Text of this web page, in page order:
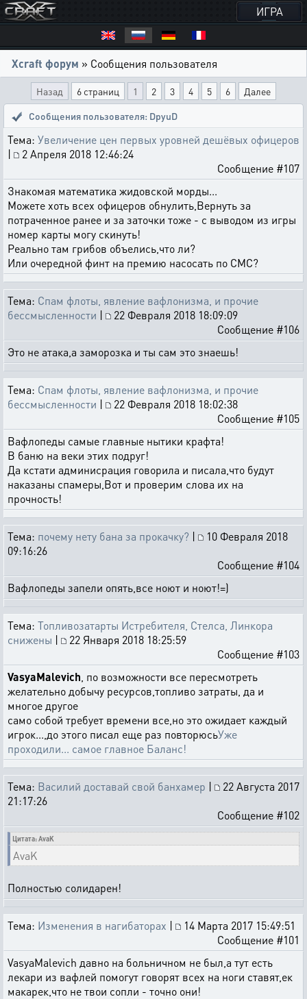
ИГРА
Xcraft форум » Сообщения пользователя
Назад 6 страниц 1 2 3 4 5 6
Далее
Сообщения пользователя: DpyuD
Тема: Увеличение цен первых уровней дешёвых офицеров
|
2 Апреля 2018 12:46:24
Сообщение #107
Знакомая математика жидовской морды...
Можете хоть всех офицеров обнулить,Вернуть за
потраченное ранее и за заточки тоже - с выводом из игры
номер карты могу скинуть!
Реально там грибов объелись,что ли?
Или очередной финт на премию насосать по СМС?
Тема: Спам флоты, явление вафлонизма, и прочие
бессмысленности |
22 Февраля 2018 18:09:09
Сообщение #106
Это не атака,а заморозка и ты сам это знаешь!
Тема: Спам флоты, явление вафлонизма, и прочие
бессмысленности |
22 Февраля 2018 18:02:38
Сообщение #105
Вафлопеды самые главные нытики крафта!
В баню на веки этих подруг!
Да кстати админисрация говорила и писала,что будут
наказаны спамеры,Вот и проверим слова их на
прочность!
Тема: почему нету бана за прокачку? |
10 Февраля 2018
09:16:26
Сообщение #104
Вафлопеды запели опять,все ноют и ноют!=)
Тема: Топливозатарты Истребителя, Стелса, Линкора
снижены |
22 Января 2018 18:25:59
Сообщение #103
VasyaMalevich , по возможности все пересмотреть
желательно добычу ресурсов,топливо затраты, да и
многое другое
само собой требует времени все,но это ожидает каждый
игрок...,до этого писал еще раз повторюсьУже
проходили... самое главное Баланс!
Тема: Василий доставай свой банхамер |
22 Августа 2017
21:17:26
Сообщение #102
Цитата: AvaK
AvaK
Полностью солидарен!
Тема: Изменения в нагибаторах |
14 Марта 2017 15:49:51
Сообщение #101
VasyaMalevich давно на больничном не был,а тут есть
лекари из вафлей помогут говорят всех на ноги ставят,ек
макарек,что не твои сопли - точно они!